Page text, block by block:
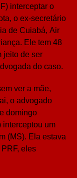
interceptar o
o ex-secretário
de Cuiabá, Air
Ele tem 48
jeito de ser
do caso.
ver a mãe,
o advogado
domingo
interceptou um
(MS). Ela estava
eles